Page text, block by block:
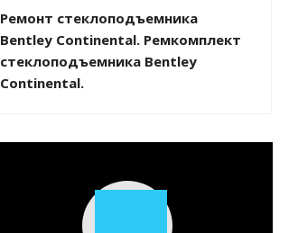
Ремонт стеклоподъемника
Bentley Continental. Ремкомплект
стеклоподъемника Bentley
Continental.